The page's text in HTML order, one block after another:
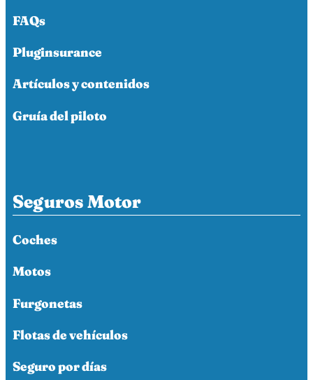
FAQs
Pluginsurance
Artículos y contenidos
Gruía del piloto
Seguros Motor
Coches
Motos
Furgonetas
Flotas de vehículos
Seguro por días